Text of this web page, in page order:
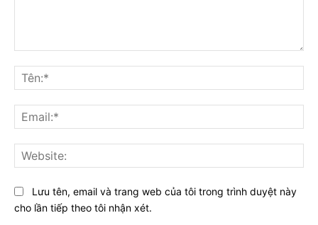
luận:
Lưu tên, email và trang web của tôi trong trình duyệt này
cho lần tiếp theo tôi nhận xét.